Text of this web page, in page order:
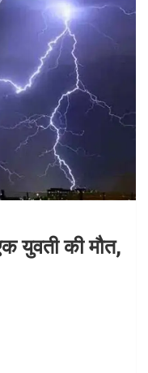
युवती की मौत,